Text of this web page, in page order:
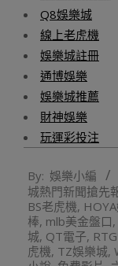
Q8娛樂城
線上老虎機
娛樂城註冊
通博娛樂
娛樂城推薦
財神娛樂
玩運彩投注
11-
19
By: 娛樂小編
城熱門新聞搶先
BS老虎機,
棒, mlb美金盤口,
城, QT電子,
虎機, TZ娛樂城,